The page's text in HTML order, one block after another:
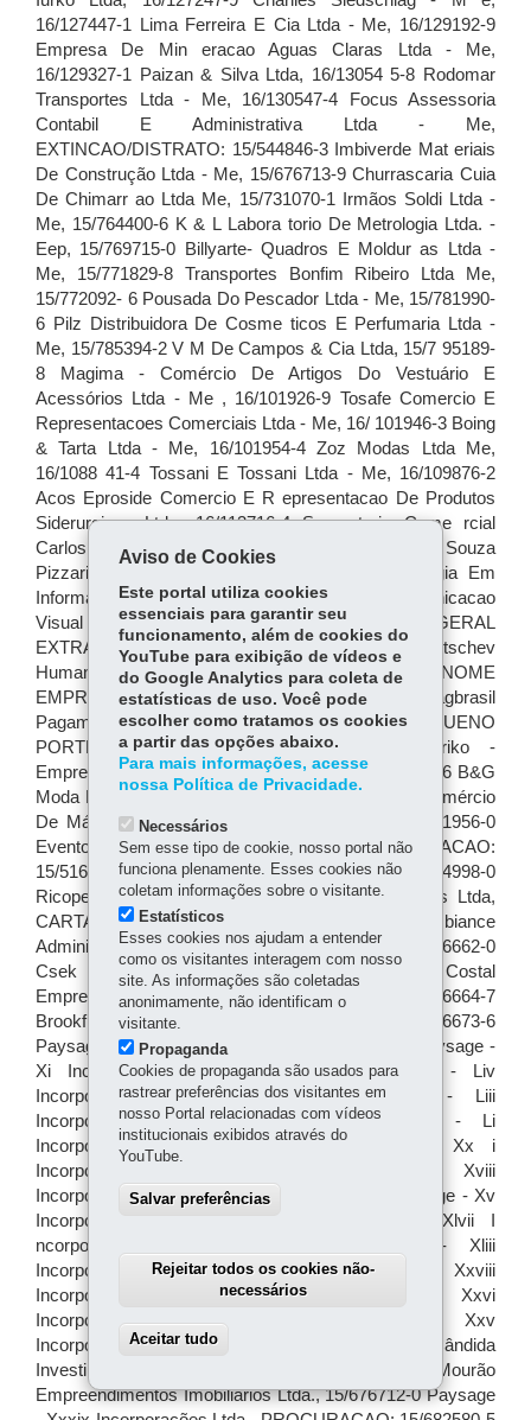
Aviso de Cookies
Este portal utiliza cookies
essenciais para garantir seu
funcionamento, além de cookies do
YouTube para exibição de vídeos e
do Google Analytics para coleta de
estatísticas de uso. Você pode
escolher como tratamos os cookies
a partir das opções abaixo.
Para mais informações, acesse
nossa Política de Privacidade.
Necessários
Sem esse tipo de cookie, nosso portal não
funciona plenamente. Esses cookies não
coletam informações sobre o visitante.
Estatísticos
Esses cookies nos ajudam a entender
como os visitantes interagem com nosso
site. As informações são coletadas
anonimamente, não identificam o
visitante.
Propaganda
Cookies de propaganda são usados para
rastrear preferências dos visitantes em
nosso Portal relacionadas com vídeos
institucionais exibidos através do
YouTube.
Salvar preferências
Rejeitar todos os cookies não-
necessários
Aceitar tudo